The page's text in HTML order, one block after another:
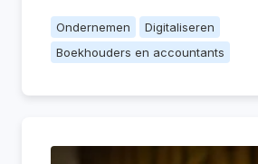
Ondernemen
Digitaliseren
Boekhouders en accountants